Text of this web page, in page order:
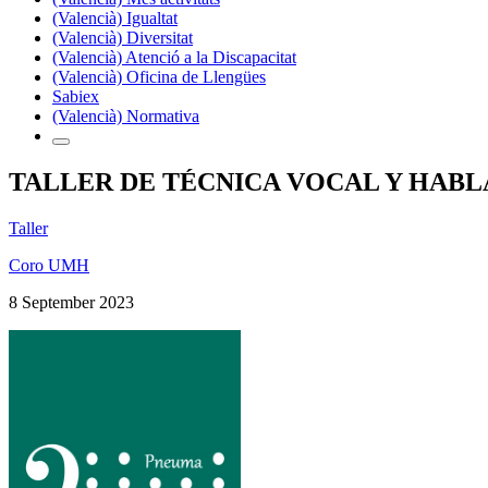
(Valencià) Igualtat
(Valencià) Diversitat
(Valencià) Atenció a la Discapacitat
(Valencià) Oficina de Llengües
Sabiex
(Valencià) Normativa
TALLER DE TÉCNICA VOCAL Y
Taller
Coro UMH
8 September 2023